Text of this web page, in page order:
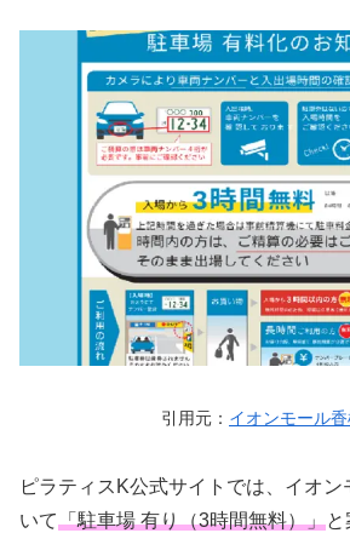
引用元： イオンモール
ピラティスK公式サイトでは、イオ
いて「駐車場 有り（3時間無料）」と